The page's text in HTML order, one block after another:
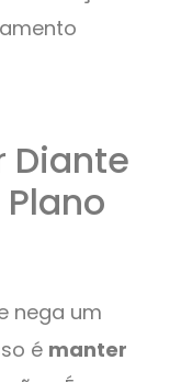
Diante
nega um
é manter